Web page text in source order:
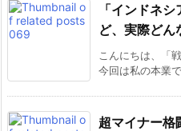
「インドネ
ど、実際どん
こんにちは、「
今回は私の本業
超マイナー格